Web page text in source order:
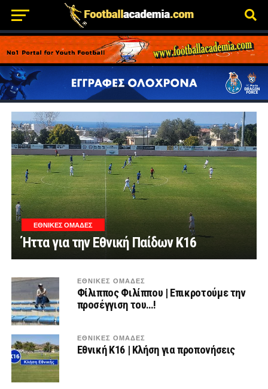
ΕΘΝΙΚΕΣ ΟΜΑΔΕΣ
Ήττα για την Εθνική Παίδων Κ16
ΕΘΝΙΚΕΣ ΟΜΑΔΕΣ
Φίλιππος Φιλίππου | Επικροτούμε την
προσέγγιση του…!
ΕΘΝΙΚΕΣ ΟΜΑΔΕΣ
Εθνική Κ16 | Κλήση για προπονήσεις